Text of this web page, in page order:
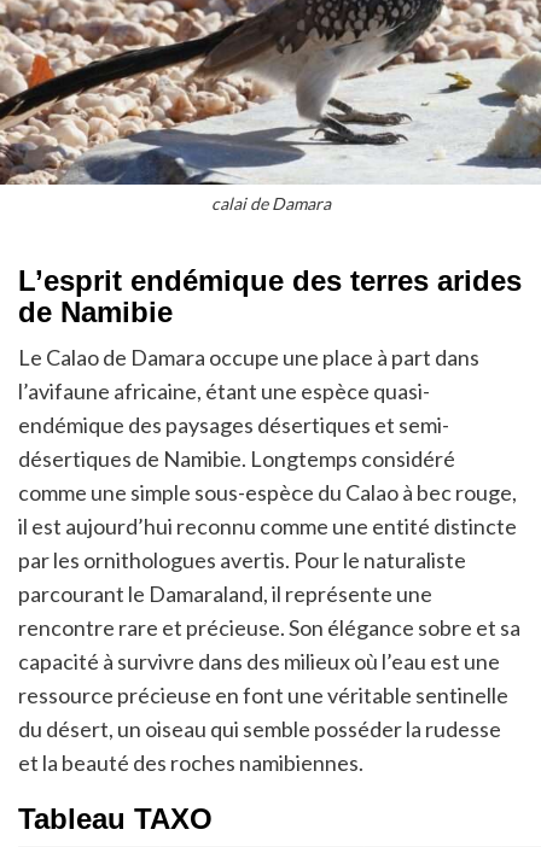
calai de Damara
L’esprit endémique des terres arides
de Namibie
Le Calao de Damara occupe une place à part dans
l’avifaune africaine, étant une espèce quasi-
endémique des paysages désertiques et semi-
désertiques de Namibie. Longtemps considéré
comme une simple sous-espèce du Calao à bec rouge,
il est aujourd’hui reconnu comme une entité distincte
par les ornithologues avertis. Pour le naturaliste
parcourant le Damaraland, il représente une
rencontre rare et précieuse. Son élégance sobre et sa
capacité à survivre dans des milieux où l’eau est une
ressource précieuse en font une véritable sentinelle
du désert, un oiseau qui semble posséder la rudesse
et la beauté des roches namibiennes.
Tableau TAXO